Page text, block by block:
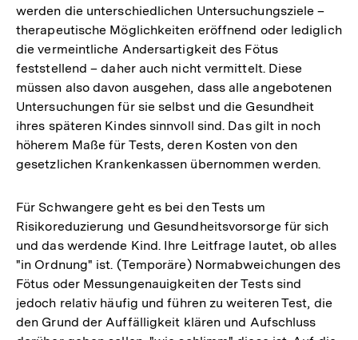
Auflösung
der
Fußnote
werden die unterschiedlichen Untersuchungsziele –
therapeutische Möglichkeiten eröffnend oder lediglich
die vermeintliche Andersartigkeit des Fötus
feststellend – daher auch nicht vermittelt. Diese
müssen also davon ausgehen, dass alle angebotenen
Untersuchungen für sie selbst und die Gesundheit
ihres späteren Kindes sinnvoll sind. Das gilt in noch
höherem Maße für Tests, deren Kosten von den
gesetzlichen Krankenkassen übernommen werden.
Für Schwangere geht es bei den Tests um
Risikoreduzierung und Gesundheitsvorsorge für sich
und das werdende Kind. Ihre Leitfrage lautet, ob alles
"in Ordnung" ist. (Temporäre) Normabweichungen des
Fötus oder Messungenauigkeiten der Tests sind
jedoch relativ häufig und führen zu weiteren Test, die
den Grund der Auffälligkeit klären und Aufschluss